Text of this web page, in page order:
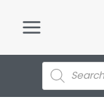
Main
MenuProducts
search